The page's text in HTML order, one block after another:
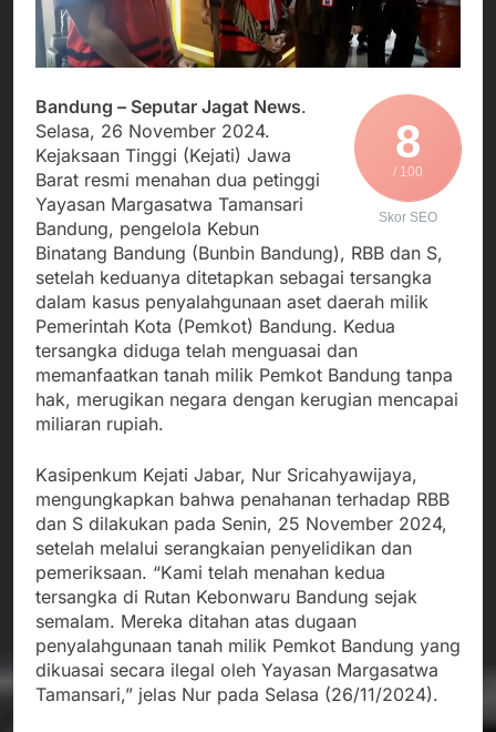
Edaran Disdik Jabar
Nasional TKBM: “Belum
Ada Keputusan Resmi”
Agustus 3, 2026
Menjalin Harmoni di
Tanah Sukaresmi: Kala
Mina Padi, P2L, dan
Menggerakkan Ekonomi
Desa
Korban Tenggelam di
Perairan Giligenting
Ditemukan, Polisi
Pastikan Penanganan
Berjalan Sesuai
Prosedur
Agustus 3, 2026
Kapolresta Sumenep
Sambut Kedatangan
Korban Evakuasi KM
Mutiara Sentosa 2 di
Pelabuhan Kalianget
Agustus 3, 2026
8
/ 100
Skor SEO
Bandung – Seputar Jagat News.
Selasa, 26 November 2024.
Kejaksaan Tinggi (Kejati) Jawa
Barat resmi menahan dua petinggi
Yayasan Margasatwa Tamansari
Bandung, pengelola Kebun
Binatang Bandung (Bunbin Bandung), RBB dan S,
setelah keduanya ditetapkan sebagai tersangka
dalam kasus penyalahgunaan aset daerah milik
Pemerintah Kota (Pemkot) Bandung. Kedua
tersangka diduga telah menguasai dan
memanfaatkan tanah milik Pemkot Bandung tanpa
hak, merugikan negara dengan kerugian mencapai
miliaran rupiah.
Kasipenkum Kejati Jabar, Nur Sricahyawijaya,
mengungkapkan bahwa penahanan terhadap RBB
dan S dilakukan pada Senin, 25 November 2024,
setelah melalui serangkaian penyelidikan dan
pemeriksaan. “Kami telah menahan kedua
tersangka di Rutan Kebonwaru Bandung sejak
semalam. Mereka ditahan atas dugaan
penyalahgunaan tanah milik Pemkot Bandung yang
dikuasai secara ilegal oleh Yayasan Margasatwa
Tamansari,” jelas Nur pada Selasa (26/11/2024).